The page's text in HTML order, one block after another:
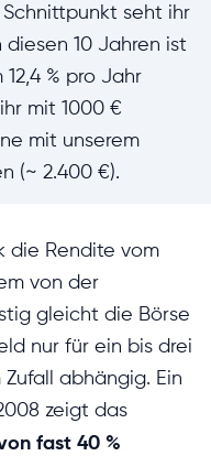
Schnittpunkt seht ihr
diesen 10 Jahren ist
% pro Jahr
mit 1000 €
mit unserem
(~ 2.400 €).
die Rendite vom
von der
gleicht die Börse
nur für ein bis drei
abhängig. Ein
zeigt das
fast 40 %